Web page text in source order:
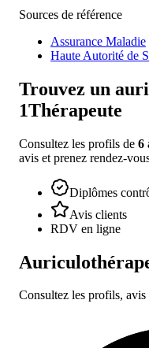
Sources de référence
Assurance Maladie
Haute Autorité de
Trouvez un
1Thérapeute
Consultez les profils de 6
avis et prenez rendez-
Diplômes
Avis clients
RDV en ligne
Consultez les profils,